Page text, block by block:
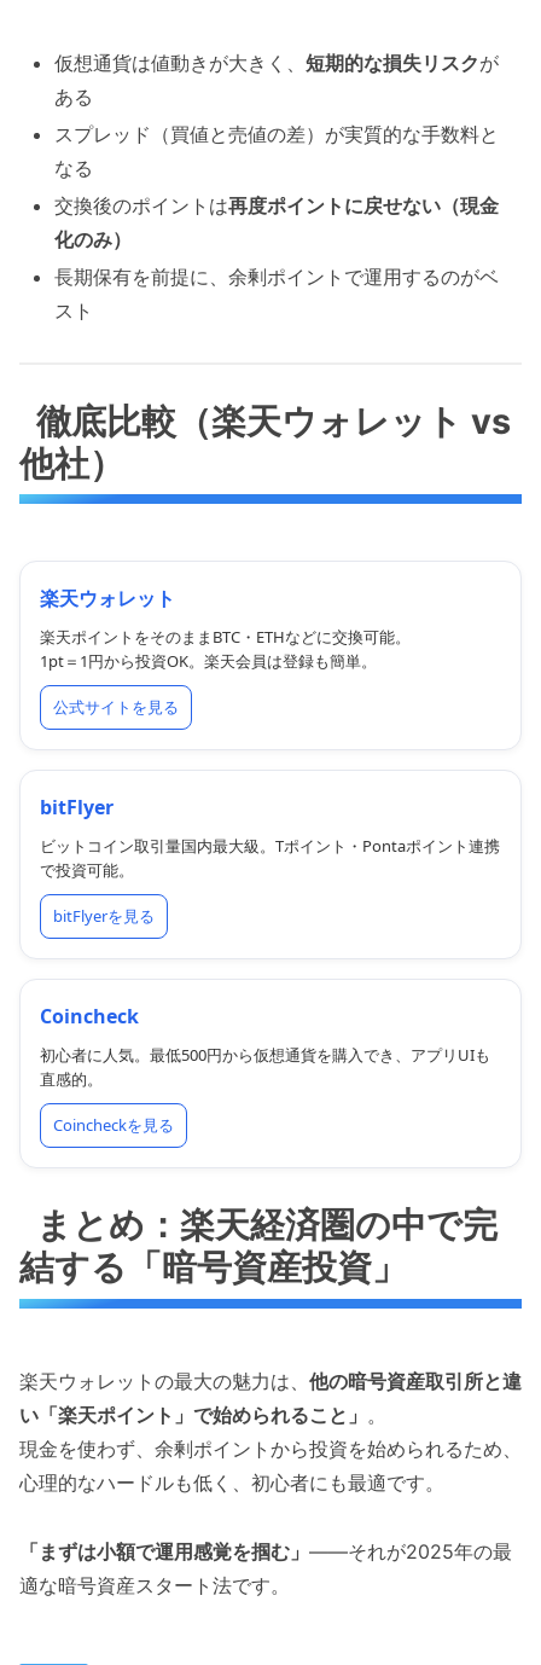
仮想通貨は値動きが大きく、短期的な損失リスクが
ある
スプレッド（買値と売値の差）が実質的な手数料と
なる
交換後のポイントは再度ポイントに戻せない（現金
化のみ）
長期保有を前提に、余剰ポイントで運用するのがベ
スト
徹底比較（楽天ウォレット vs
他社）
楽天ウォレット
楽天ポイントをそのままBTC・ETHなどに交換可能。
1pt＝1円から投資OK。楽天会員は登録も簡単。
公式サイトを見る
bitFlyer
ビットコイン取引量国内最大級。Tポイント・Pontaポイント連携
で投資可能。
bitFlyerを見る
Coincheck
初心者に人気。最低500円から仮想通貨を購入でき、アプリUIも
直感的。
Coincheckを見る
まとめ：楽天経済圏の中で完
結する「暗号資産投資」
楽天ウォレットの最大の魅力は、 他の暗号資産取引所と違
い「楽天ポイント」で始められること」 。
現金を使わず、余剰ポイントから投資を始められるため、
心理的なハードルも低く、初心者にも最適です。
「まずは小額で運用感覚を掴む」 ——それが2025年の最
適な暗号資産スタート法です。